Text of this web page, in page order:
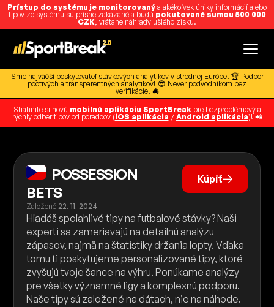
Prístup do systému je monitorovaný a akékoľvek úniky informácií alebo
tipov zo systému sú prísne zakázané a budú pokutované sumou 500 000
CZK, vrátane náhrady ušlého zisku.
Sme najväčší poskytovateľ stávkových analytikov v strednej Európe! 🏆 Podpor
poctivých a transparentných analytikov! 😎 Never podvodníkom bez
verifikácie! 🚔
Stiahnite si novú mobilnú aplikáciu SportBreakpre bezproblémový a
rýchly odber tipov od poradcov (iOS aplikácia / Android aplikácia)! 📲
POSSESSION
BETS
Založené 22. 11. 2024
Kúpiť
Hľadáš spoľahlivé tipy na futbalové stávky? Naši
experti sa zameriavajú na detailnú analýzu
zápasov, najmä na štatistiky držania lopty. Vďaka
tomu ti poskytujeme personalizované tipy, ktoré
zvyšujú tvoje šance na výhru. Ponúkame analýzy
pre všetky významné ligy a komplexnú podporu.
Naše tipy sú založené na dátach, nie na náhode.